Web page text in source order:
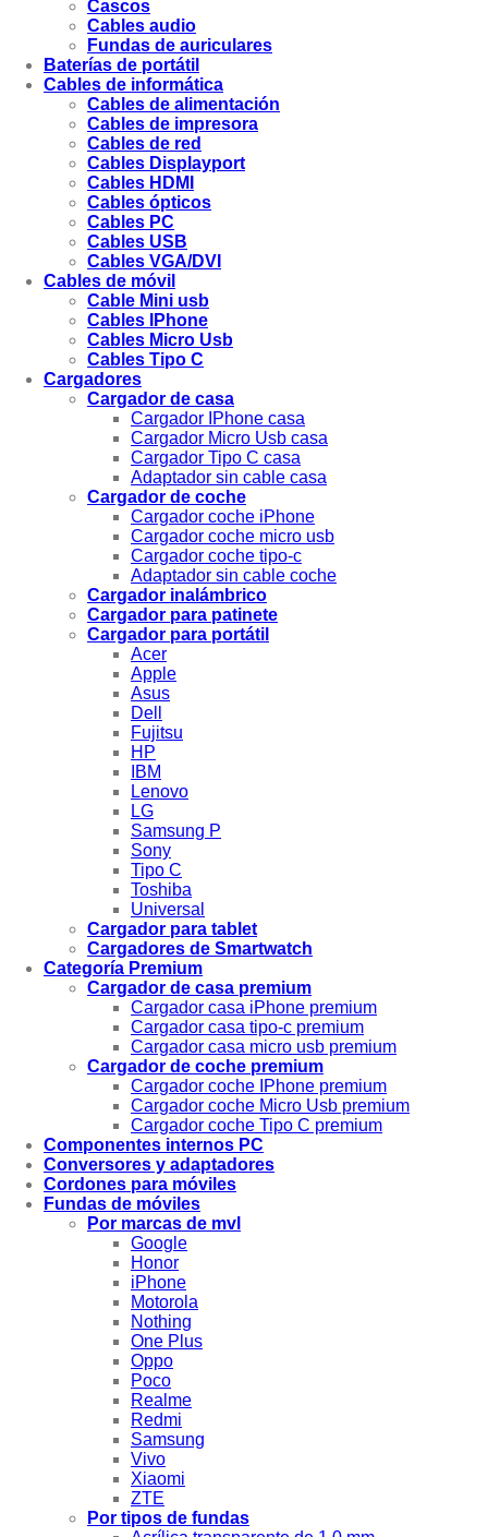
Cascos
Cables audio
Fundas de auriculares
Baterías de portátil
Cables de informática
Cables de alimentación
Cables de impresora
Cables de red
Cables Displayport
Cables HDMI
Cables ópticos
Cables PC
Cables USB
Cables VGA/DVI
Cables de móvil
Cable Mini usb
Cables IPhone
Cables Micro Usb
Cables Tipo C
Cargadores
Cargador de casa
Cargador IPhone casa
Cargador Micro Usb casa
Cargador Tipo C casa
Adaptador sin cable casa
Cargador de coche
Cargador coche iPhone
Cargador coche micro usb
Cargador coche tipo-c
Adaptador sin cable coche
Cargador inalámbrico
Cargador para patinete
Cargador para portátil
Acer
Apple
Asus
Dell
Fujitsu
HP
IBM
Lenovo
LG
Samsung P
Sony
Tipo C
Toshiba
Universal
Cargador para tablet
Cargadores de Smartwatch
Categoría Premium
Cargador de casa premium
Cargador casa iPhone premium
Cargador casa tipo-c premium
Cargador casa micro usb premium
Cargador de coche premium
Cargador coche IPhone premium
Cargador coche Micro Usb premium
Cargador coche Tipo C premium
Componentes internos PC
Conversores y adaptadores
Cordones para móviles
Fundas de móviles
Por marcas de mvl
Google
Honor
iPhone
Motorola
Nothing
One Plus
Oppo
Poco
Realme
Redmi
Samsung
Vivo
Xiaomi
ZTE
Por tipos de fundas